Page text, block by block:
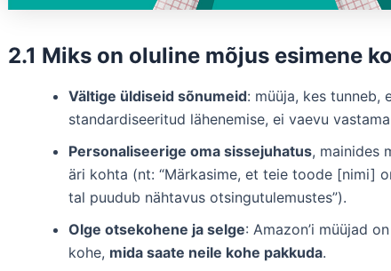
2.1 Miks on oluline mõjus esimene
Vältige üldiseid sõnumeid: müüja, kes tunneb,
standardiseeritud lähenemise, ei vaevu
Personaliseerige oma sissejuhatus, mainides
äri kohta (nt: “Märkasime, et teie toode [nimi]
tal puudub nähtavus otsingutulemustes”).
Olge otsekohene ja selge: Amazon’i müüjad
kohe, mida saate neile kohe pakkuda.